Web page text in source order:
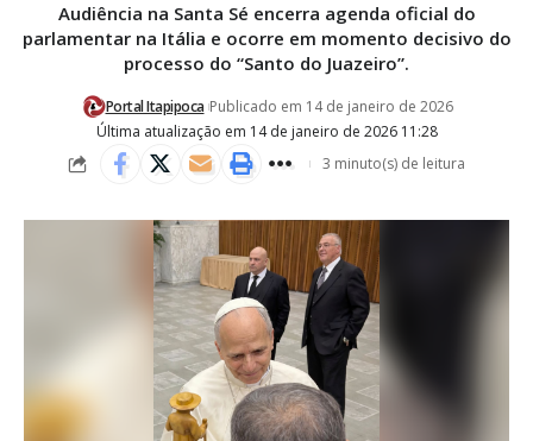
Audiência na Santa Sé encerra agenda oficial do
parlamentar na Itália e ocorre em momento decisivo do
processo do “Santo do Juazeiro”.
Última atualização em 14 de janeiro de 2026 11:28
Portal Itapipoca Publicado em 14 de janeiro de 2026
3 minuto(s) de leitura